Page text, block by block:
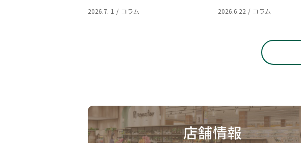
2026.7. 1 / コラム 2026.6.22 / コラム
店舗情報